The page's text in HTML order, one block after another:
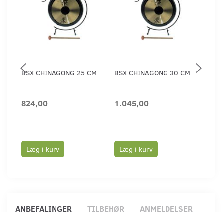
BSX CHINAGONG 25 CM
824,00
Læg i kurv
BSX CHINAGONG 30 CM
1.045,00
Læg i kurv
ANBEFALINGER TILBEHØR ANMELDELSER